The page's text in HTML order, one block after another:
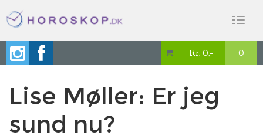
 Kr. 0,- 0
Lise Møller: Er jeg
sund nu?